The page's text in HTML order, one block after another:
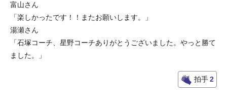
富山さん
「楽しかったです！！またお願いします。」
湯瀬さん
「石塚コーチ、星野コーチありがとうございました。やっと勝て
ました。」
拍手2